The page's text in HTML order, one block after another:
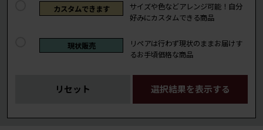
カスタムできます
サイズや色などアレンジ可能！自分
好みにカスタムできる商品
現状販売
リペアは行わず現状のままお届けす
るお手頃価格な商品
リセット 選択結果を表示する